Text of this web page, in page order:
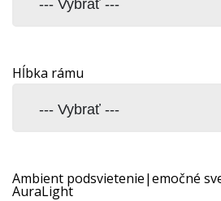
Hĺbka rámu
Ambient podsvietenie|emočné
AuraLight